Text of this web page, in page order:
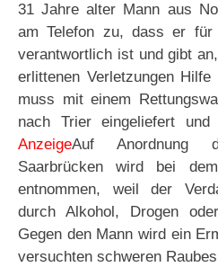
31 Jahre alter Mann aus
am Telefon zu, dass er für
verantwortlich ist und gibt
erlittenen Verletzungen
muss mit einem
nach Trier eingeliefert und
AnzeigeAuf Anordnung
Saarbrücken wird bei
entnommen, weil der
durch Alkohol, Drogen
Gegen den Mann wird ein
versuchten schweren